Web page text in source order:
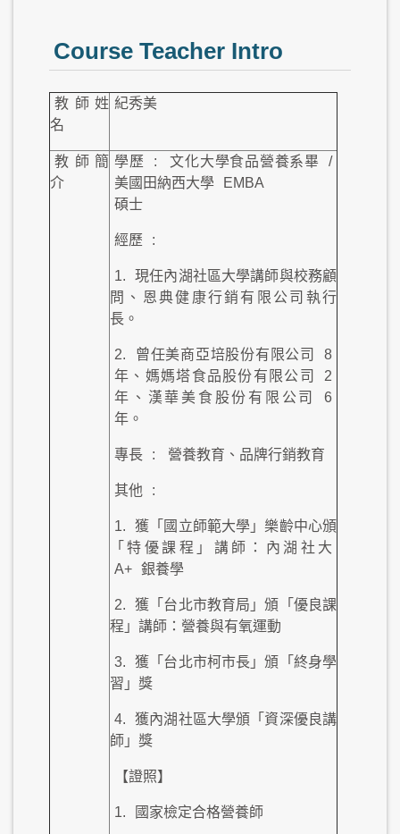
Course Teacher Intro
教師姓
名
紀秀美
教師簡
介
學歷 : 文化大學食品營養系畢
/
美國田納西大學
EMBA
碩士
經歷 :
1.
現任內湖社區大學講師與校務顧
問、恩典健康行銷有限公司執行
長。
2. 曾任美商亞培股份有限公司
8
年、媽媽塔食品股份有限公司
2
年、漢華美食股份有限公司
6
年。
專長 : 營養教育、品牌行銷教育
其他 :
1.
獲「國立師範大學」樂齡中心頒
「特優課程」講師：內湖社大
A+ 銀養學
2.
獲「台北市教育局」頒「優良課
程」講師：營養與有氧運動
3.
獲「台北市柯市長」頒「終身學
習」獎
4.
獲內湖社區大學頒「資深優良講
師」獎
【證照】
1. 國家檢定合格營養師